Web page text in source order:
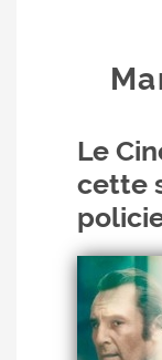
Le
cette